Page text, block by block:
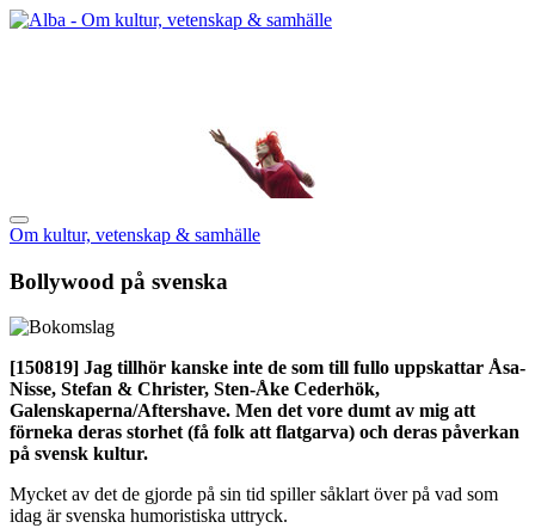
Om kultur, vetenskap & samhälle
Bollywood på svenska
[150819] Jag tillhör kanske inte de som till fullo uppskattar Åsa-
Nisse, Stefan & Christer, Sten-Åke Cederhök,
Galenskaperna/Aftershave. Men det vore dumt av mig att
förneka deras storhet (få folk att flatgarva) och deras påverkan
på svensk kultur.
Mycket av det de gjorde på sin tid spiller såklart över på vad som
idag är svenska humoristiska uttryck.